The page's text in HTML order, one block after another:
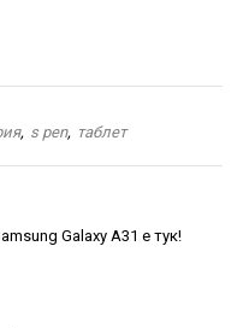
, s pen, таблет
Galaxy A31 е тук!